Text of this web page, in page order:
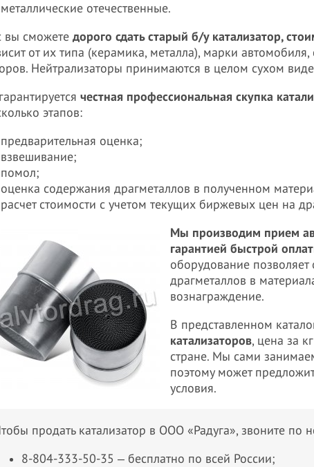
металлические отечественные.
вы сможете дорого сдать старый б/у катализатор,
от их типа (керамика, металла), марки
Нейтрализаторы принимаются в целом сухом
честная профессиональная скупка
этапов:
предварительная оценка;
взвешивание;
помол;
оценка содержания драгметаллов в полученном
расчет стоимости с учетом текущих биржевых цен на
Мы производим прием
гарантией быстрой
оборудование
драгметаллов в
вознаграждение.
В представленном
катализаторов, цена за
стране. Мы сами
поэтому может
условия.
продать катализатор в ООО «Радуга», звоните по
8-804-333-50-35 ‒ бесплатно по всей России;